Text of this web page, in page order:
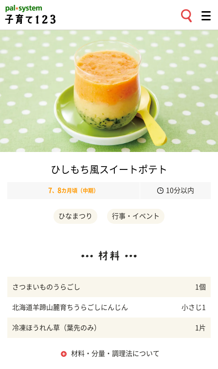
ひしもち風スイートポテト
7、 8カ月頃（中期） 10分以内
ひなまつり 行事・イベント
さつまいものうらごし 1個
北海道羊蹄山麓育ちうらごしにんじん 小さじ1
冷凍ほうれん草（葉先のみ） 1片
材料・分量・調理法について